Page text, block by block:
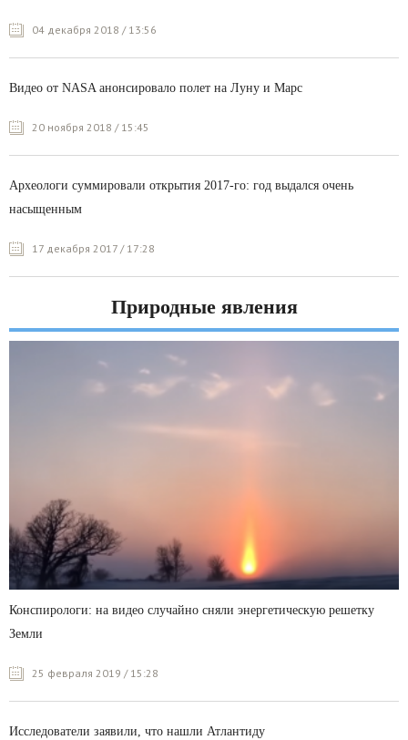
04 декабря 2018 / 13:56
Видео от NASA анонсировало полет на Луну и Марс
20 ноября 2018 / 15:45
Археологи суммировали открытия 2017-го: год выдался очень
насыщенным
17 декабря 2017 / 17:28
Природные явления
Конспирологи: на видео случайно сняли энергетическую решетку
Земли
25 февраля 2019 / 15:28
Исследователи заявили, что нашли Атлантиду